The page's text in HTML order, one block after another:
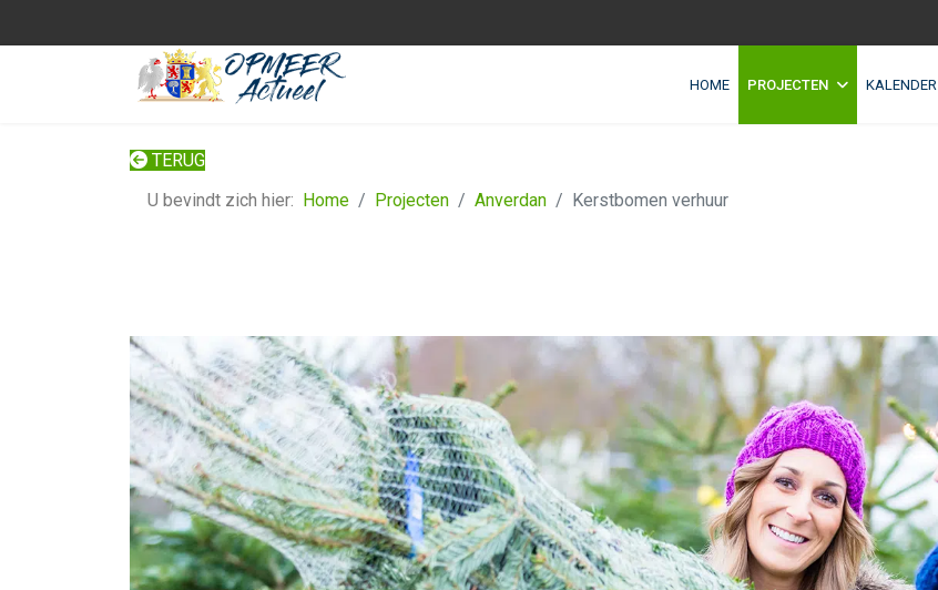
HOME PROJECTEN KALENDER
TERUG
U bevindt zich hier: Home Projecten Anverdan Kerstbomen verhuur